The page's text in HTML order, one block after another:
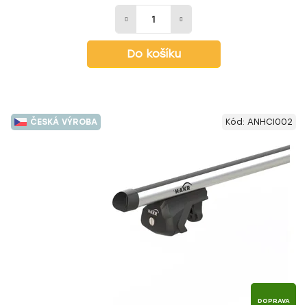
Do košíku
ČESKÁ VÝROBA
DOPRAVA
Kód: ANHCI002